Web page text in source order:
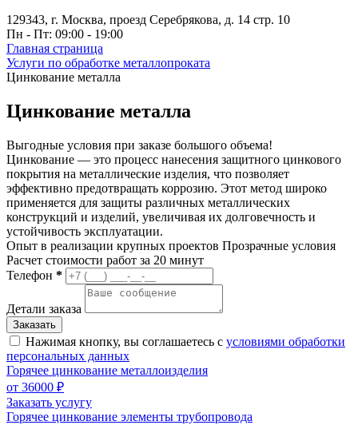
129343, г. Москва, проезд Серебрякова, д. 14 стр. 10
Пн - Пт: 09:00 - 19:00
Главная страница
Услуги по обработке металлопроката
Цинкование металла
Цинкование металла
Выгодные условия при заказе большого объема!
Цинкование — это процесс нанесения защитного цинкового
покрытия на металлические изделия, что позволяет
эффективно предотвращать коррозию. Этот метод широко
применяется для защиты различных металлических
конструкций и изделий, увеличивая их долговечность и
устойчивость эксплуатации.
Опыт в реализации крупных проектов Прозрачные условия
Расчет стоимости работ за 20 минут
Телефон *
Детали заказа
Нажимая кнопку, вы соглашаетесь с условиями обработки
персональных данных
Горячее цинкование металлоизделия
от 36000 ₽
Заказать услугу
Горячее цинкование элементы трубопровода